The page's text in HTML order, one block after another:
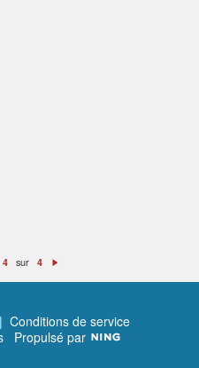
4 sur 4
ui
| Conditions de service
Propulsé par